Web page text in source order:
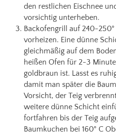
den restlichen Eischnee
vorsichtig unterheben.
Backofengrill auf 240-
vorheizen. Eine dünne
gleichmäßig auf dem
heißen Ofen für 2-3
goldbraun ist. Lasst es
damit man später die
Vorsicht, der Teig
weitere dünne Schicht
fortfahren bis der Teig
Baumkuchen bei 160° C